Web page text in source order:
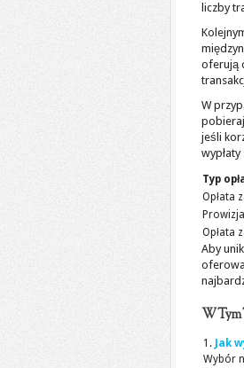
liczby
oferują
W
jeśli
Typ
Opłata
Opłata
Aby
W Tym
Jak
Wybór